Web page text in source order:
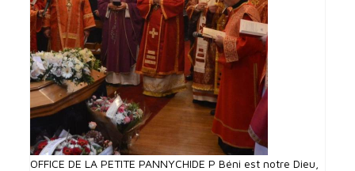
OFFICE DE LA PETITE PANNYCHIDE P Béni est notre Dieu,